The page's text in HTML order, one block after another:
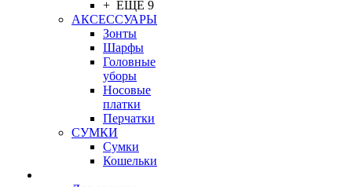
+ ЕЩЕ 9
АКСЕССУАРЫ
Зонты
Шарфы
Головные
уборы
Носовые
платки
Перчатки
СУМКИ
Сумки
Кошельки